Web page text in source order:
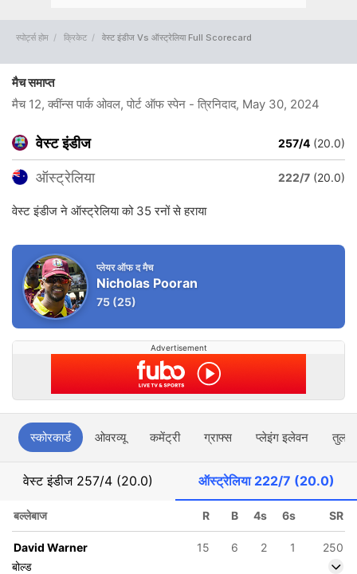
स्पोर्ट्स होम क्रिकेट वेस्ट इंडीज Vs ऑस्ट्रेलिया Full Scorecard
मैच समाप्त
मैच 12, क्वींन्स पार्क ओवल, पोर्ट ऑफ स्पेन - त्रिनिदाद, May 30, 2024
वेस्ट इंडीज 257/4 (20.0)
ऑस्ट्रेलिया 222/7 (20.0)
वेस्ट इंडीज ने ऑस्ट्रेलिया को 35 रनों से हराया
प्लेयर ऑफ द मैच
Nicholas Pooran
75 (25)
Advertisement
स्कोरकार्ड ओवरव्यू कमेंट्री ग्राफ्स प्लेइंग इलेवन तुलना
वेस्ट इंडीज 257/4 (20.0) ऑस्ट्रेलिया 222/7 (20.0)
बल्लेबाज R B 4s 6s SR
David Warner 15 6 2 1
250
बोल्ड